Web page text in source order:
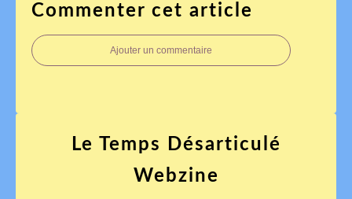
Commenter cet article
Ajouter un commentaire
Le Temps Désarticulé
Webzine